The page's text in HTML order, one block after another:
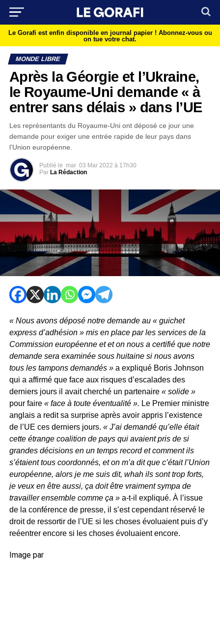
Le Gorafi est enfin disponible en journal papier ! Abonnez-vous ou
on tue votre chat.
MONDE LIBRE
Après la Géorgie et l’Ukraine,
le Royaume-Uni demande « à
entrer sans délais » dans l’UE
Les représentants du Royaume-Uni ont déposé ce jour une
demande pour exiger une entrée rapide de leur pays dans
l’Union européenne.
Publié le mar 03 Mar 2022 à 17h30
Par La Rédaction
« Nous avons déposé notre demande au « guichet
express d’adhésion » mis en place par les services de la
Commission européenne et et on nous a certifié que notre
demande sera examinée sous huitaine si nous avons
tous les tampons demandés »a expliqué Boris Johnson
qui a affirmé que face aux risques d’escalades des
derniers jours il avait cherché un partenaire « solide »
pour faire « face à toute éventualité ». Le Premier ministre
anglais a redit sa surprise après avoir appris l’existence
de l’UE ces derniers jours. « J’ai demandé qu’elle était
cette étrange coalition de pays qui avaient pris de si
grandes décisions en un temps record et comment ils
s’étaient tous coordonnés, et on m’a dit que c’était l’Union
européenne, alors je me suis dit, whah ils sont trop forts,
je veux en être aussi, ça doit être vraiment sympa de
travailler ensemble comme ça »a-t-il expliqué. À l’issue
de la conférence de presse, il s’est cependant réservé le
droit de ressortir de l’UE si les choses évoluaient puis d’y
reéentrer encore si les choses évoluaient encore.
Image par